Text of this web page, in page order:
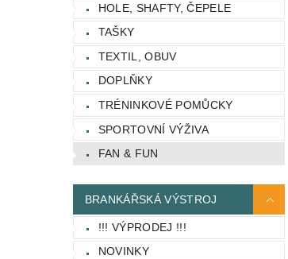
HOLE, SHAFTY, ČEPELE
TAŠKY
TEXTIL, OBUV
DOPLŇKY
TRÉNINKOVÉ POMŮCKY
SPORTOVNÍ VÝŽIVA
FAN & FUN
BRANKÁŘSKÁ VÝSTROJ
!!! VÝPRODEJ !!!
NOVINKY